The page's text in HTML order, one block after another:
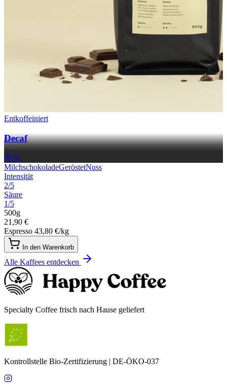
Entkoffeiniert
Decaf
🇲🇽
MilchschokoladeGeröstetNuss
Intensität
2/5
Säure
1/5
500g
21,90 €
Espresso 43,80 €/kg
In den Warenkorb
Alle Kaffees entdecken
Specialty Coffee frisch nach Hause geliefert
Kontrollstelle Bio-Zertifizierung | DE-ÖKO-037